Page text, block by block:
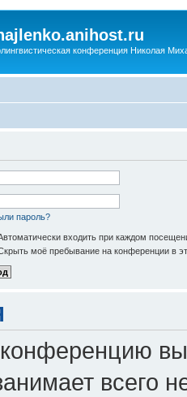
конференция Николая
пароль?
входить при каждом
моё пребывание на конференции в
всего